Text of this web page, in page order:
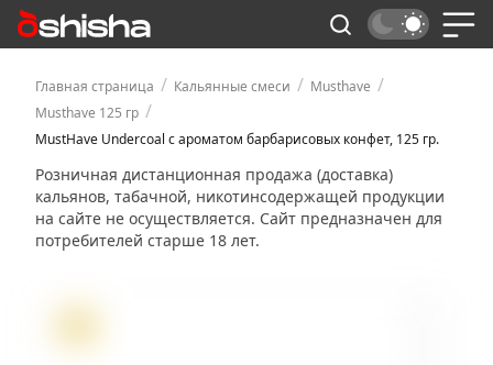
Главная страница / Кальянные смеси / Musthave /
Musthave 125 гр /
MustHave Undercoal с ароматом барбарисовых конфет, 125 гр.
Розничная дистанционная продажа (доставка)
кальянов, табачной, никотинсодержащей продукции
на сайте не осуществляется. Сайт предназначен для
потребителей старше 18 лет.